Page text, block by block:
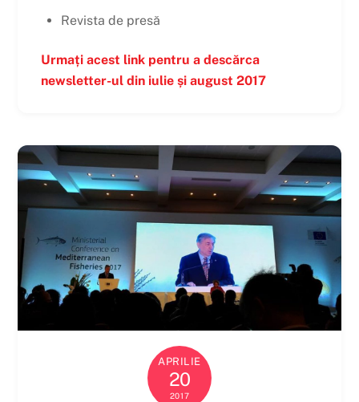
Revista de presă
Urmați acest link pentru a descărca
newsletter-ul din iulie și august 2017
APRILIE
20
2017